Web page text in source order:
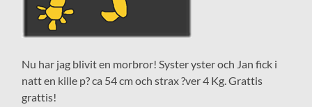
Nu har jag blivit en morbror! Syster yster och Jan fick i
natt en kille p? ca 54 cm och strax ?ver 4 Kg. Grattis
grattis!